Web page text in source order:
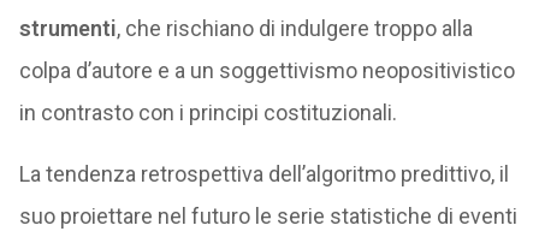
strumenti, che rischiano di indulgere troppo alla
colpa d’autore e a un soggettivismo neopositivistico
in contrasto con i principi costituzionali.
La tendenza retrospettiva dell’algoritmo predittivo, il
suo proiettare nel futuro le serie statistiche di eventi